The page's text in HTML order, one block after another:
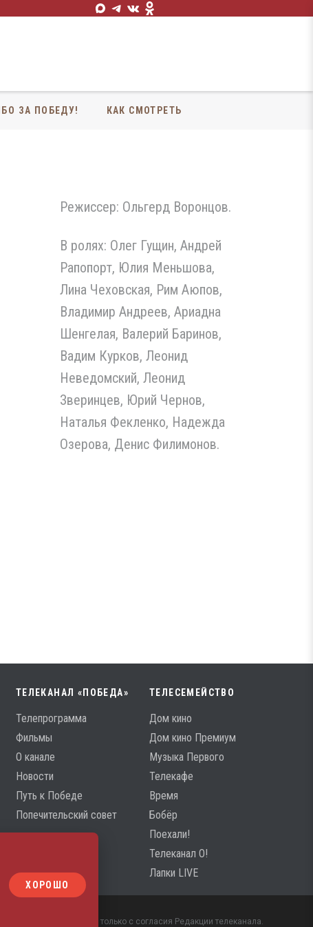
ЗА ПОБЕДУ! КАК СМОТРЕТЬ
Режиссер: Ольгерд Воронцов.
В ролях: Олег Гущин, Андрей
Рапопорт, Юлия Меньшова,
Лина Чеховская, Рим Аюпов,
Владимир Андреев, Ариадна
Шенгелая, Валерий Баринов,
Вадим Курков, Леонид
Неведомский, Леонид
Зверинцев, Юрий Чернов,
Наталья Фекленко, Надежда
Озерова, Денис Филимонов.
ТЕЛЕКАНАЛ «ПОБЕДА»
Телепрограмма
Фильмы
О канале
Новости
Путь к Победе
Попечительский совет
ТЕЛЕСЕМЕЙСТВО
Дом кино
Дом кино Премиум
Музыка Первого
Телекафе
Время
Бобёр
Поехали!
Телеканал О!
Лапки LIVE
возможно только с согласия Редакции телеканала.
ХОРОШО